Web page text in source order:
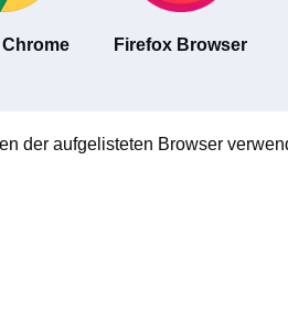
Firefox Browser
der aufgelisteten Browser